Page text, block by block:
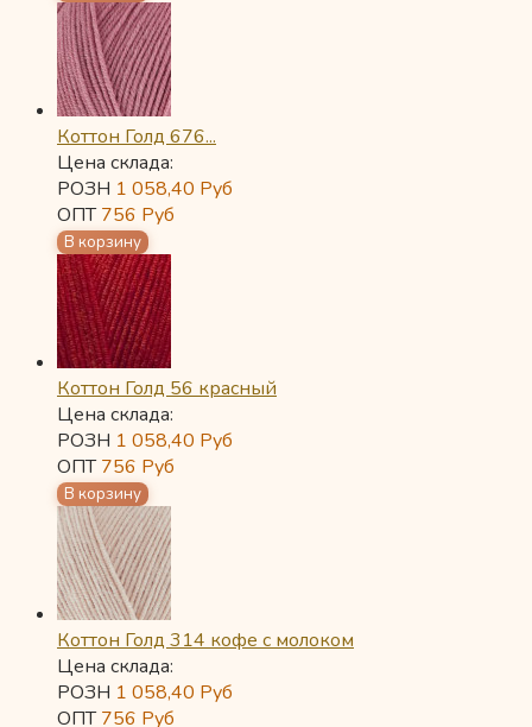
Коттон Голд 676...
Цена склада:
РОЗН 1 058,40 Руб
ОПТ756 Руб
Коттон Голд 56 красный
Цена склада:
РОЗН 1 058,40 Руб
ОПТ756 Руб
Коттон Голд 314 кофе с молоком
Цена склада:
РОЗН 1 058,40 Руб
ОПТ756 Руб